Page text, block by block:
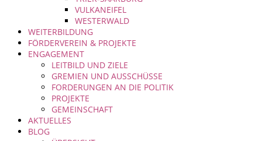
VULKANEIFEL
WESTERWALD
WEITERBILDUNG
FÖRDERVEREIN & PROJEKTE
ENGAGEMENT
LEITBILD UND ZIELE
GREMIEN UND AUSSCHÜSSE
FORDERUNGEN AN DIE POLITIK
PROJEKTE
GEMEINSCHAFT
AKTUELLES
BLOG